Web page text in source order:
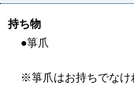
持ち物
●箏爪
※箏爪はお持ちでなけ